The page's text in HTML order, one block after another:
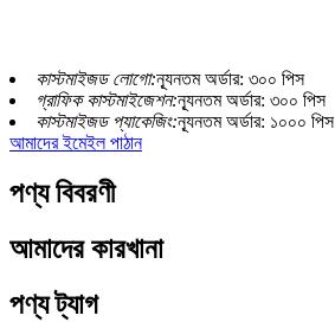
কাস্টমাইজড লোগো:ন্যূনতম অর্ডার: ৩০০ পিস
গ্রাফিক কাস্টমাইজেশন:ন্যূনতম অর্ডার: ৩০০ পিস
কাস্টমাইজড প্যাকেজিং:ন্যূনতম অর্ডার: ১০০০ পিস
আমাদের ইমেইল পাঠান
পণ্য বিবরণী
আমাদের কারখানা
পণ্য ট্যাগ